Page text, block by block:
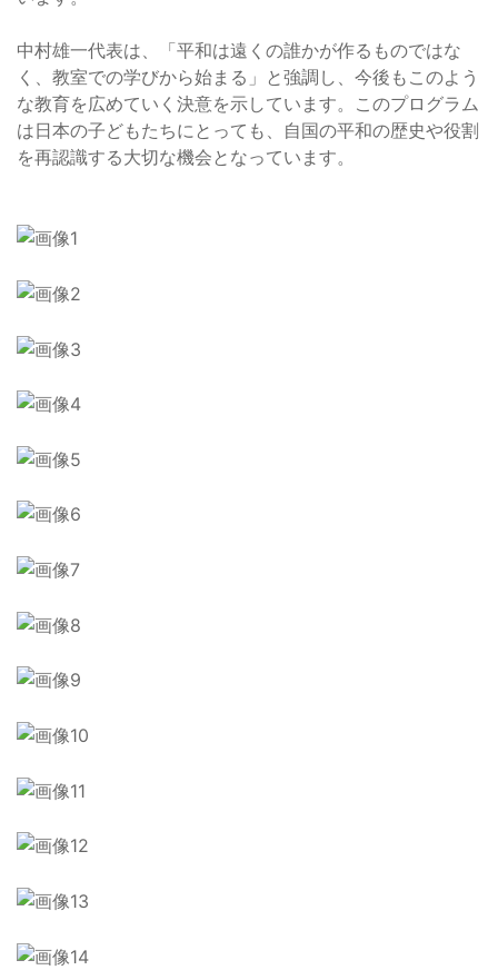
中村雄一代表は、「平和は遠くの誰かが作るものではな
く、教室での学びから始まる」と強調し、今後もこのよう
な教育を広めていく決意を示しています。このプログラム
は日本の子どもたちにとっても、自国の平和の歴史や役割
を再認識する大切な機会となっています。